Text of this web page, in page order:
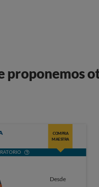
proponemos
COMPRA
MAESTRA
Desde